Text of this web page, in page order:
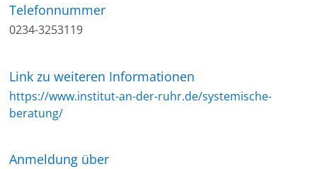
Telefonnummer
0234-3253119
Link zu weiteren Informationen
https://www.institut-an-der-ruhr.de/systemische-
beratung/
Anmeldung über